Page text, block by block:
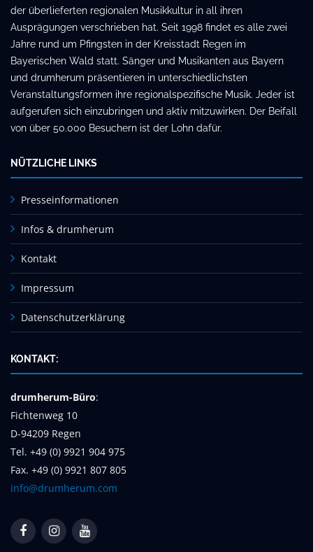
der überlieferten regionalen Musikkultur in all ihren
Ausprägungen verschrieben hat. Seit 1998 findet es alle zwei
Jahre rund um Pfingsten in der Kreisstadt Regen im
Bayerischen Wald statt. Sänger und Musikanten aus Bayern
und drumherum präsentieren in unterschiedlichsten
Veranstaltungsformen ihre regionalspezifische Musik. Jeder ist
aufgerufen sich einzubringen und aktiv mitzuwirken. Der Beifall
von über 50.000 Besuchern ist der Lohn dafür.
NÜTZLICHE LINKS
Presseinformationen
Infos & drumherum
Kontakt
Impressum
Datenschutzerklärung
KONTAKT:
drumherum-Büro:
Fichtenweg 10
D-94209 Regen
Tel. +49 (0) 9921 904 975
Fax. +49 (0) 9921 807 805
info@drumherum.com